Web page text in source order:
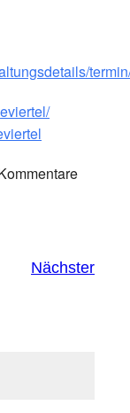
Nächster